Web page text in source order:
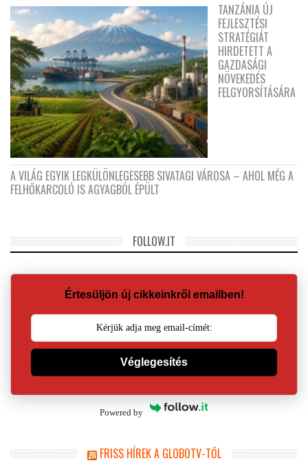
TANZÁNIA ÚJ
FEJLESZTÉSI
STRATÉGIÁT
HIRDETETT A
GAZDASÁGI
NÖVEKEDÉS
FELGYORSÍTÁSÁRA
A VILÁG EGYIK LEGKÜLÖNLEGESEBB SIVATAGI VÁROSA – AHOL MÉG A
FELHŐKARCOLÓ IS AGYAGBÓL ÉPÜLT
FOLLOW.IT
Értesüljön új cikkeinkről emailben!
Véglegesítés
Powered by
FRISS HÍREK A GLOBOTV-TŐL